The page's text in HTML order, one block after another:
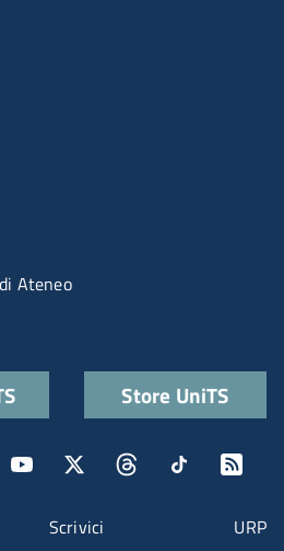
Scrivici URP
Ateneo
Store UniTS
Menu social